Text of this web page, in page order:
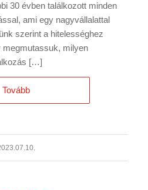
30 évben találkozott minden
ami egy nagyvállalattal
szerint a hitelességhez
milyen
[…]
Tovább